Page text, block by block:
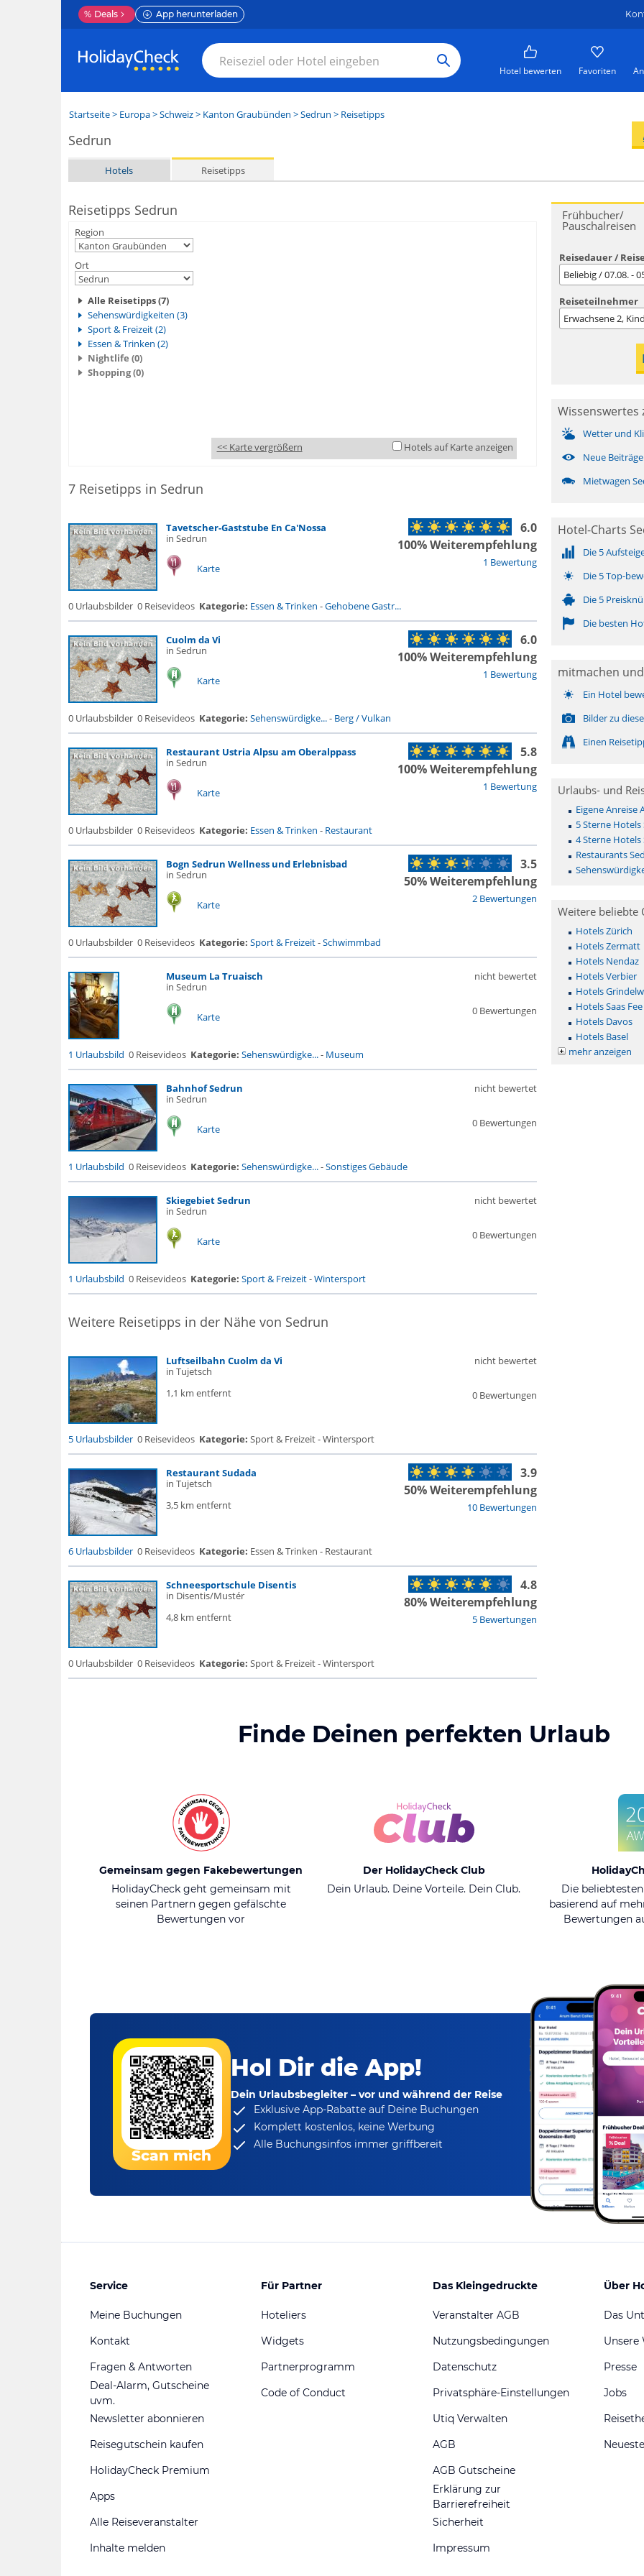
% Deals App herunterladen
Hotel bewerten Favoriten
Startseite> Europa>Schweiz> Kanton Graubünden >Sedrun > Reisetipps
Sedrun
Hotels Reisetipps
Reisetipps Sedrun
Region
Ort
Alle Reisetipps (7)
Sehenswürdigkeiten (3)
Sport & Freizeit (2)
Essen & Trinken (2)
Nightlife (0)
Shopping (0)
<< Karte vergrößern Hotels auf Karte anzeigen
7 Reisetipps in Sedrun
Tavetscher-Gaststube En Ca'Nossa
in Sedrun
Karte 1 Bewertung
6.0
100% Weiterempfehlung
0 Urlaubsbilder 0 Reisevideos Kategorie: Essen & Trinken -Gehobene Gastr...
Cuolm da Vi
in Sedrun
Karte 1 Bewertung
6.0
100% Weiterempfehlung
0 Urlaubsbilder 0 Reisevideos Kategorie: Sehenswürdigke...- Berg / Vulkan
Restaurant Ustria Alpsu am Oberalppass
in Sedrun
Karte 1 Bewertung
5.8
100% Weiterempfehlung
0 Urlaubsbilder 0 Reisevideos Kategorie: Essen & Trinken - Restaurant
Bogn Sedrun Wellness und Erlebnisbad
in Sedrun
Karte 2 Bewertungen
3.5
50% Weiterempfehlung
0 Urlaubsbilder 0 Reisevideos Kategorie: Sport & Freizeit-Schwimmbad
Museum La Truaisch
in Sedrun
Karte 0 Bewertungen
nicht bewertet
1 Urlaubsbild 0 Reisevideos Kategorie: Sehenswürdigke...- Museum
Bahnhof Sedrun
in Sedrun
Karte 0 Bewertungen
nicht bewertet
1 Urlaubsbild 0 Reisevideos Kategorie: Sehenswürdigke...-Sonstiges Gebäude
Skiegebiet Sedrun
in Sedrun
Karte 0 Bewertungen
nicht bewertet
1 Urlaubsbild 0 Reisevideos Kategorie: Sport & Freizeit-Wintersport
Weitere Reisetipps in der Nähe von Sedrun
Luftseilbahn Cuolm da Vi
in Tujetsch
1,1 km entfernt
0 Bewertungen
nicht bewertet
5 Urlaubsbilder 0 Reisevideos Kategorie: Sport & Freizeit - Wintersport
Restaurant Sudada
in Tujetsch
3,5 km entfernt
10 Bewertungen
3.9
50% Weiterempfehlung
6 Urlaubsbilder 0 Reisevideos Kategorie: Essen & Trinken - Restaurant
Schneesportschule Disentis
in Disentis/Mustér
4,8 km entfernt
5 Bewertungen
4.8
80% Weiterempfehlung
0 Urlaubsbilder 0 Reisevideos Kategorie: Sport & Freizeit - Wintersport
Frühbucher/
Pauschalreisen
Reisedauer /
Beliebig / 07.08. -
Reiseteilnehmer
Erwachsene2,
Wissenswertes
Wetter und
Neue
Mietwagen
Hotel-Charts
Die 5
Die 5 Top-
Die 5
Die besten
mitmachen
Ein Hotel
Bilder zu
Einen
Urlaubs- und
Eigene Anreise
5 Sterne Hotels
4 Sterne Hotels
Restaurants
Weitere beliebte
Hotels Zürich
Hotels Zermatt
Hotels Nendaz
Hotels Verbier
Hotels
Hotels Saas Fee
Hotels Davos
Hotels Basel
mehr anzeigen
Finde Deinen perfekten Urlaub
Gemeinsam gegen Fakebewertungen
HolidayCheck geht gemeinsam mit
seinen Partnern gegen gefälschte
Bewertungen vor
Der HolidayCheck Club
Dein Urlaub. Deine Vorteile. Dein Club.
Die
basierend auf
Bewertungen
Scan mich
Hol Dir die App!
Dein Urlaubsbegleiter – vor und während der Reise
Exklusive App-Rabatteauf Deine Buchungen
Komplett kostenlos, keine Werbung
Alle Buchungsinfos immer griffbereit
Service
Meine Buchungen
Kontakt
Fragen & Antworten
Deal-Alarm, Gutscheine
uvm.
Newsletter abonnieren
Reisegutschein kaufen
HolidayCheck Premium
Apps
Alle Reiseveranstalter
Inhalte melden
Für Partner
Hoteliers
Widgets
Partnerprogramm
Code of Conduct
Das Kleingedruckte
Veranstalter AGB
Nutzungsbedingungen
Datenschutz
Privatsphäre-Einstellungen
Utiq Verwalten
AGB
AGB Gutscheine
Erklärung zur
Barrierefreiheit
Sicherheit
Impressum
Über
Das
Unsere
Presse
Jobs